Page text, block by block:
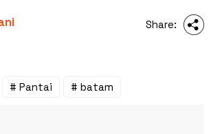
Share:
# Pantai # batam